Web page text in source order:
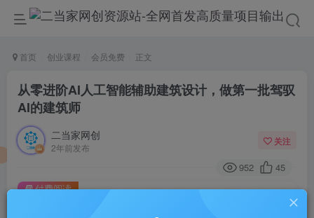
首页 创业课程 会员免费 正文
从零进阶AI人工智能辅助建筑设计，做第一批驾驭
AI的建筑师
二当家网创
2年前发布
关注
952 45
付费阅读